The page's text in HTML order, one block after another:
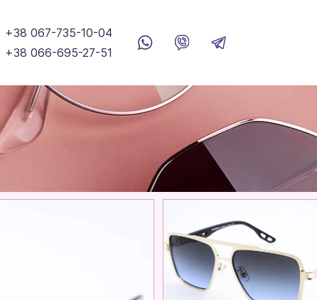
+38 067-735-10-04
+38 066-695-27-51